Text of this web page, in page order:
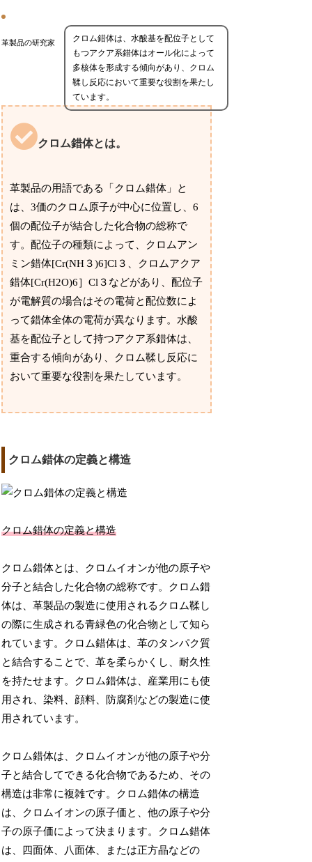
革製品の研究家
クロム錯体は、水酸基を配位子として
もつアクア系錯体はオール化によって
多核体を形成する傾向があり、クロム
鞣し反応において重要な役割を果たし
ています。
クロム錯体とは。
革製品の用語である「クロム錯体」と
は、3価のクロム原子が中心に位置し、6
個の配位子が結合した化合物の総称で
す。配位子の種類によって、クロムアン
ミン錯体[Cr(NH３)6]Cl３、クロムアクア
錯体[Cr(H2O)6］Cl３などがあり、配位子
が電解質の場合はその電荷と配位数によ
って錯体全体の電荷が異なります。水酸
基を配位子として持つアクア系錯体は、
重合する傾向があり、クロム鞣し反応に
おいて重要な役割を果たしています。
クロム錯体の定義と構造
クロム錯体の定義と構造
クロム錯体とは、クロムイオンが他の原子や
分子と結合した化合物の総称です。クロム錯
体は、革製品の製造に使用されるクロム鞣し
の際に生成される青緑色の化合物として知ら
れています。クロム錯体は、革のタンパク質
と結合することで、革を柔らかくし、耐久性
を持たせます。クロム錯体は、産業用にも使
用され、染料、顔料、防腐剤などの製造に使
用されています。
クロム錯体は、クロムイオンが他の原子や分
子と結合してできる化合物であるため、その
構造は非常に複雑です。クロム錯体の構造
は、クロムイオンの原子価と、他の原子や分
子の原子価によって決まります。クロム錯体
は、四面体、八面体、または正方晶などの